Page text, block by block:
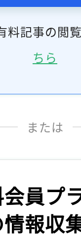
料記事の閲
ちら
または
員プ
報収